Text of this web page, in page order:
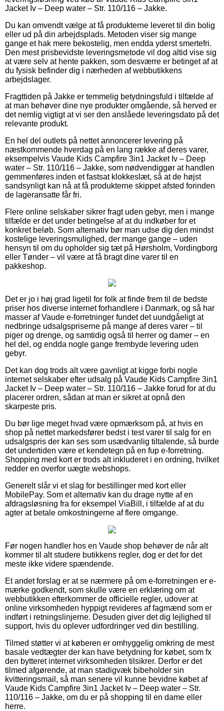
Jacket Iv – Deep water – Str. 110/116 – Jakke.
Du kan omvendt vælge at få produkterne leveret til din bolig
eller ud på din arbejdsplads. Metoden viser sig mange
gange et hak mere bekostelig, men endda yderst smertefri.
Den mest prisbevidste leveringsmetode vil dog altid vise sig
at være selv at hente pakken, som desværre er betinget af at
du fysisk befinder dig i nærheden af webbutikkens
arbejdslager.
Fragttiden på Jakke er temmelig betydningsfuld i tilfælde af
at man behøver dine nye produkter omgående, så herved er
det nemlig vigtigt at vi ser den anslåede leveringsdato på det
relevante produkt.
En hel del outlets på nettet annoncerer levering på
næstkommende hverdag på en lang række af deres varer,
eksempelvis Vaude Kids Campfire 3in1 Jacket Iv – Deep
water – Str. 110/116 – Jakke, som nødvendiggør at handlen
gemmenføres inden et fastsat klokkeslæt, så at de højst
sandsynligt kan nå at få produkterne skippet afsted forinden
de lageransatte får fri.
Flere online selskaber sikrer fragt uden gebyr, men i mange
tilfælde er det under betingelse af at du indkøber for et
konkret beløb. Som alternativ bør man udse dig den mindst
kostelige leveringsmulighed, der mange gange – uden
hensyn til om du opholder sig tæt på Hørsholm, Vordingborg
eller Tønder – vil være at få bragt dine varer til en
pakkeshop.
Det er jo i høj grad ligetil for folk at finde frem til de bedste
priser hos diverse internet forhandlere i Danmark, og så har
masser af Vaude e-forretninger fundet det uundgåeligt at
nedbringe udsalgspriserne på mange af deres varer – til
piger og drenge, og samtidig også til herrer og damer – en
hel del, og endda nogle gange frembyde levering uden
gebyr.
Det kan dog trods alt være gavnligt at kigge forbi nogle
internet selskaber efter udsalg på Vaude Kids Campfire 3in1
Jacket Iv – Deep water – Str. 110/116 – Jakke forud for at du
placerer ordren, sådan at man er sikret at opnå den
skarpeste pris.
Du bør lige meget hvad være opmærksom på, at hvis en
shop på nettet markedsfører bedst i test varer til salg for en
udsalgspris der kan ses som usædvanlig tiltalende, så burde
det undertiden være et kendetegn på en fup e-forretning.
Shopping med kort er trods alt inkluderet i en ordning, hvilket
redder en overfor uægte webshops.
Generelt slår vi et slag for bestillinger med kort eller
MobilePay. Som et alternativ kan du drage nytte af en
afdragsløsning fra for eksempel ViaBill, i tilfælde af at du
agter at betale omkostningerne af flere omgange.
Før nogen handler hos en Vaude shop behøver de når alt
kommer til alt studere butikkens regler, dog er det for det
meste ikke videre spændende.
Et andet forslag er at se nærmere på om e-forretningen er e-
mærke godkendt, som skulle være en erklæring om at
webbutikken efterkommer de officielle regler, udover at
online virksomheden hyppigt revideres af fagmænd som er
indført i retningslinjerne. Desuden giver det dig lejlighed til
support, hvis du oplever udfordringer ved din bestilling.
Tilmed støtter vi at køberen er omhyggelig omkring de mest
basale vedtægter der kan have betydning for købet, som fx
den bytteret internet virksomheden tilsikrer. Derfor er det
tilmed afgørende, at man stadigvæk bibeholder sin
kvitteringsmail, så man senere vil kunne bevidne købet af
Vaude Kids Campfire 3in1 Jacket Iv – Deep water – Str.
110/116 – Jakke, om du er på shopping til en dame eller
herre.